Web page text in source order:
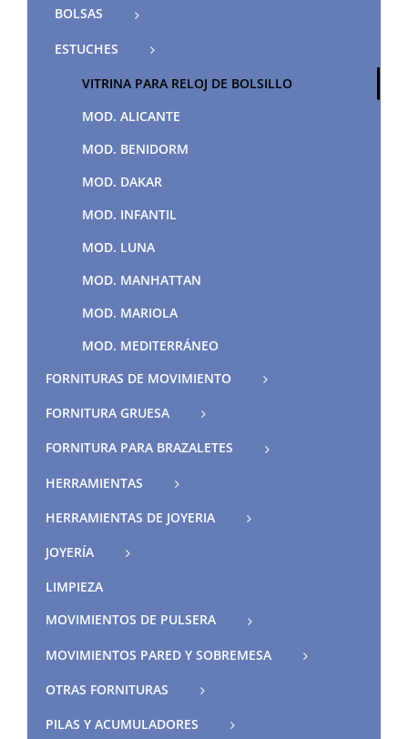
BOLSAS
ESTUCHES
VITRINA PARA RELOJ DE BOLSILLO
MOD. ALICANTE
MOD. BENIDORM
MOD. DAKAR
MOD. INFANTIL
MOD. LUNA
MOD. MANHATTAN
MOD. MARIOLA
MOD. MEDITERRÁNEO
FORNITURAS DE MOVIMIENTO
FORNITURA GRUESA
FORNITURA PARA BRAZALETES
HERRAMIENTAS
HERRAMIENTAS DE JOYERIA
JOYERÍA
LIMPIEZA
MOVIMIENTOS DE PULSERA
MOVIMIENTOS PARED Y SOBREMESA
OTRAS FORNITURAS
PILAS Y ACUMULADORES